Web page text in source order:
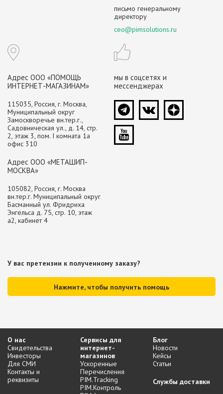
письмо генеральному
директору
ceo@pimsolutions.ru
Адрес ООО «ПОМОЩЬ
ИНТЕРНЕТ-МАГАЗИНАМ»
115035, Россия, г. Москва,
Муниципальный округ
Замоскворечье вн.тер.г.,
Садовническая ул., д. 14, стр.
2, этаж 3, пом. I комната 1а
офис 310
Адрес ООО «МЕТАШИП-
МОСКВА»
105082, Россия, г. Москва
вн.тер.г. Муниципальный округ
Басманный ул. Фридриха
Энгельса д. 75, стр. 10, этаж
а2, кабинет 4
мы в соцсетях и
мессенджерах
У вас претензии к полученному заказу?
Нажмите, чтобы получить помощь
О нас
Свидетельства
Инвесторы
Для СМИ
Контакты и
реквизиты
Сервисы для
интернет-
магазинов
Ускоренные
Перечисления
PIM.Tracking
PIM.Контроль
Блог
Новости
Кейсы
Статьи
Службы доставки